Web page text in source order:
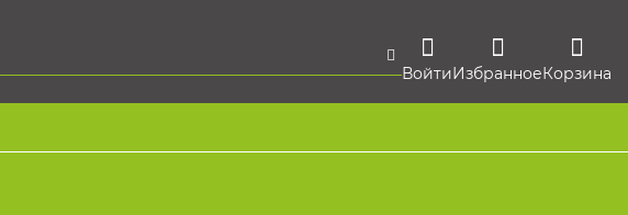
ВойтиИзбранноеКорзина